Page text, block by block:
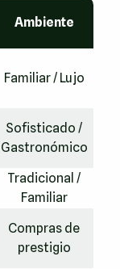
Ambiente
Familiar / Lujo
Sofisticado /
Gastronómico
Tradicional /
Familiar
Compras de
prestigio